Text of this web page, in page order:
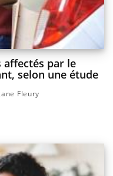
affectés par le
selon une étude
Fleury